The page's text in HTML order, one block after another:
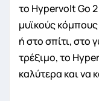
το Hypervolt Go
μυϊκούς
ή στο σπίτι, στο
τρέξιμο, το
καλύτερα και να